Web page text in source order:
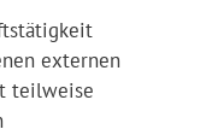
externen
teilweise